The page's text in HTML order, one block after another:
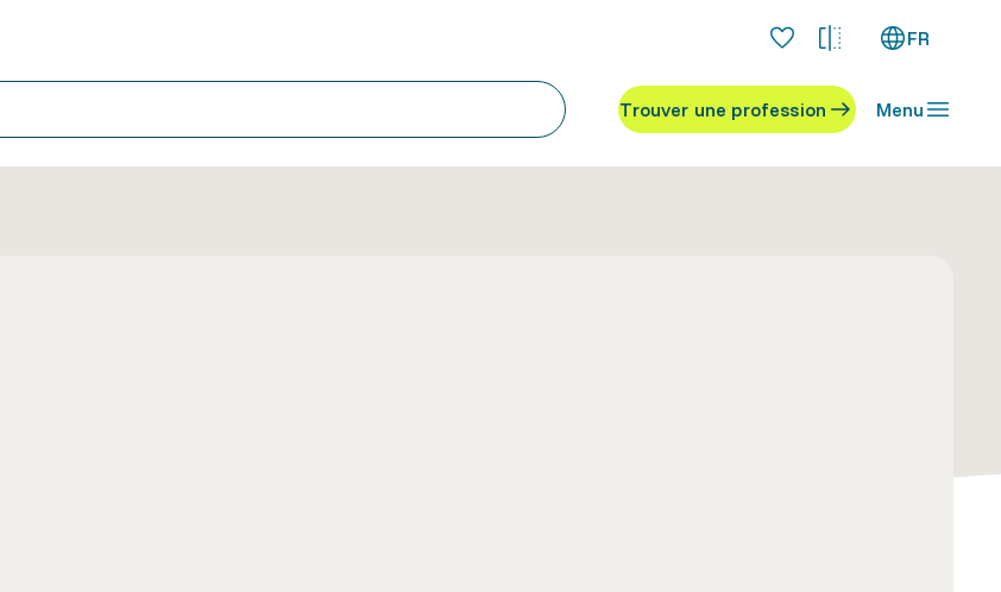
FR
Trouver une profession Menu